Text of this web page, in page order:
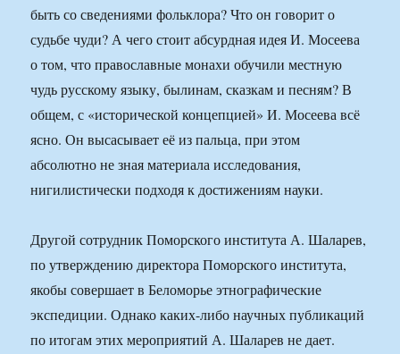
быть со сведениями фольклора? Что он говорит о
судьбе чуди? А чего стоит абсурдная идея И. Мосеева
о том, что православные монахи обучили местную
чудь русскому языку, былинам, сказкам и песням? В
общем, с «исторической концепцией» И. Мосеева всё
ясно. Он высасывает её из пальца, при этом
абсолютно не зная материала исследования,
нигилистически подходя к достижениям науки.
Другой сотрудник Поморского института А. Шаларев,
по утверждению директора Поморского института,
якобы совершает в Беломорье этнографические
экспедиции. Однако каких-либо научных публикаций
по итогам этих мероприятий А. Шаларев не дает.